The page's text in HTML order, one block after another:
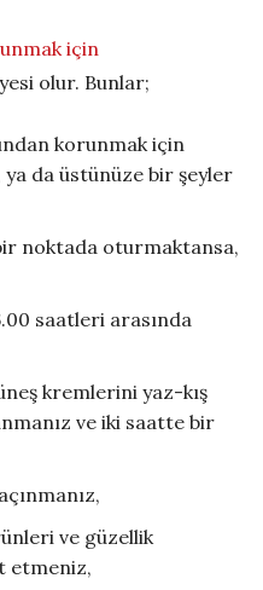
için
olur. Bunlar;
korunmak için
da üstünüze bir şeyler
noktada oturmaktansa,
saatleri arasında
kremlerini yaz-kış
ve iki saatte bir
ve güzellik
etmeniz,